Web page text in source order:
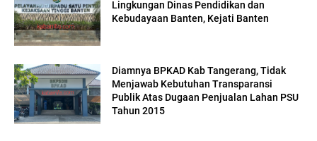
Lingkungan Dinas Pendidikan dan
Kebudayaan Banten, Kejati Banten
Diamnya BPKAD Kab Tangerang, Tidak
Menjawab Kebutuhan Transparansi
Publik Atas Dugaan Penjualan Lahan PSU
Tahun 2015